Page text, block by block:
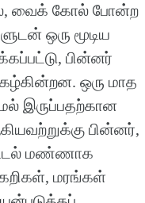
வைக் கோல் போன்ற
ஒரு மூடிய
பின்னர்
ஒரு மாத
இருப்பதற்கான
பின்னர்,
உடல் மண்ணாக
மரங்கள்